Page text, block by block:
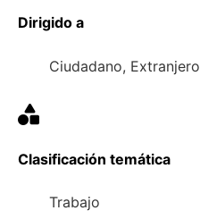
Dirigido a
Ciudadano, Extranjero
Clasificación temática
Trabajo